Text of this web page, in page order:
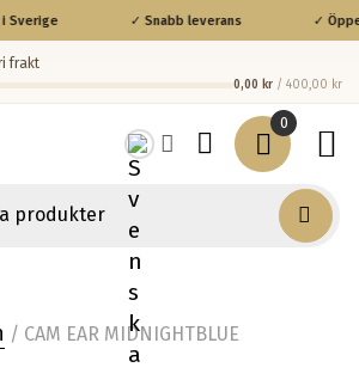
Sverige ✓ Snabb leverans ✓
frakt
0,00 kr / 400,00 kr
0
/ CAM EAR MIDNIGHTBLUE